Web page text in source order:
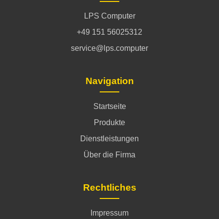
LPS Computer
+49 151 56025312
service@lps.computer
Navigation
Startseite
Produkte
Dienstleistungen
Über die Firma
Rechtliches
Impressum